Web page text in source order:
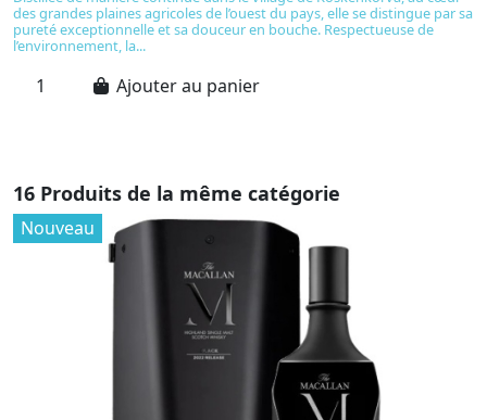
des grandes plaines agricoles de l’ouest du pays, elle se distingue par sa
pureté exceptionnelle et sa douceur en bouche. Respectueuse de
l’environnement, la...
Ajouter au panier
16 Produits de la même catégorie
Nouveau